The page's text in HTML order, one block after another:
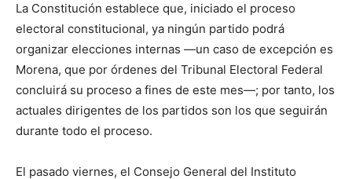
La Constitución establece que, iniciado el proceso
electoral constitucional, ya ningún partido podrá
organizar elecciones internas —un caso de excepción es
Morena, que por órdenes del Tribunal Electoral Federal
concluirá su proceso a fines de este mes—; por tanto, los
actuales dirigentes de los partidos son los que seguirán
durante todo el proceso.
El pasado viernes, el Consejo General del Instituto